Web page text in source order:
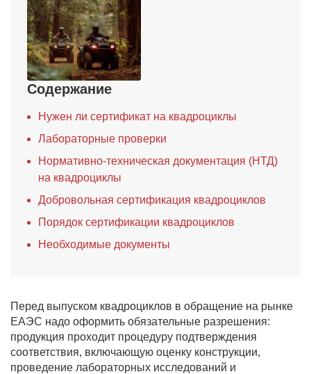
Содержание
Нужен ли сертификат на квадроциклы
Лабораторные проверки
Нормативно-техническая документация (НТД)
на квадроциклы
Добровольная сертификация квадроциклов
Порядок сертификации квадроциклов
Необходимые документы
Перед выпуском квадроциклов в обращение на рынке
ЕАЭС надо оформить обязательные разрешения:
продукция проходит процедуру подтверждения
соответствия, включающую оценку конструкции,
проведение лабораторных исследований и